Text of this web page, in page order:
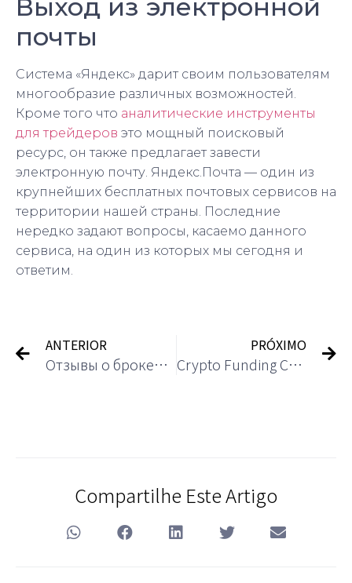
Выход из электронной
почты
Система «Яндекс» дарит своим пользователям
многообразие различных возможностей.
Кроме того что аналитические инструменты
для трейдеров это мощный поисковый
ресурс, он также предлагает завести
электронную почту. Яндекс.Почта — один из
крупнейших бесплатных почтовых сервисов на
территории нашей страны. Последние
нередко задают вопросы, касаемо данного
сервиса, на один из которых мы сегодня и
ответим.
ANTERIOR
Отзывы о брокере АТОН: сайт, тарифы, комисии ATON
PRÓXIMO
Crypto Funding Charges: 7 Powerful Methods To Maximise Income & Minimise Costs
Compartilhe Este Artigo